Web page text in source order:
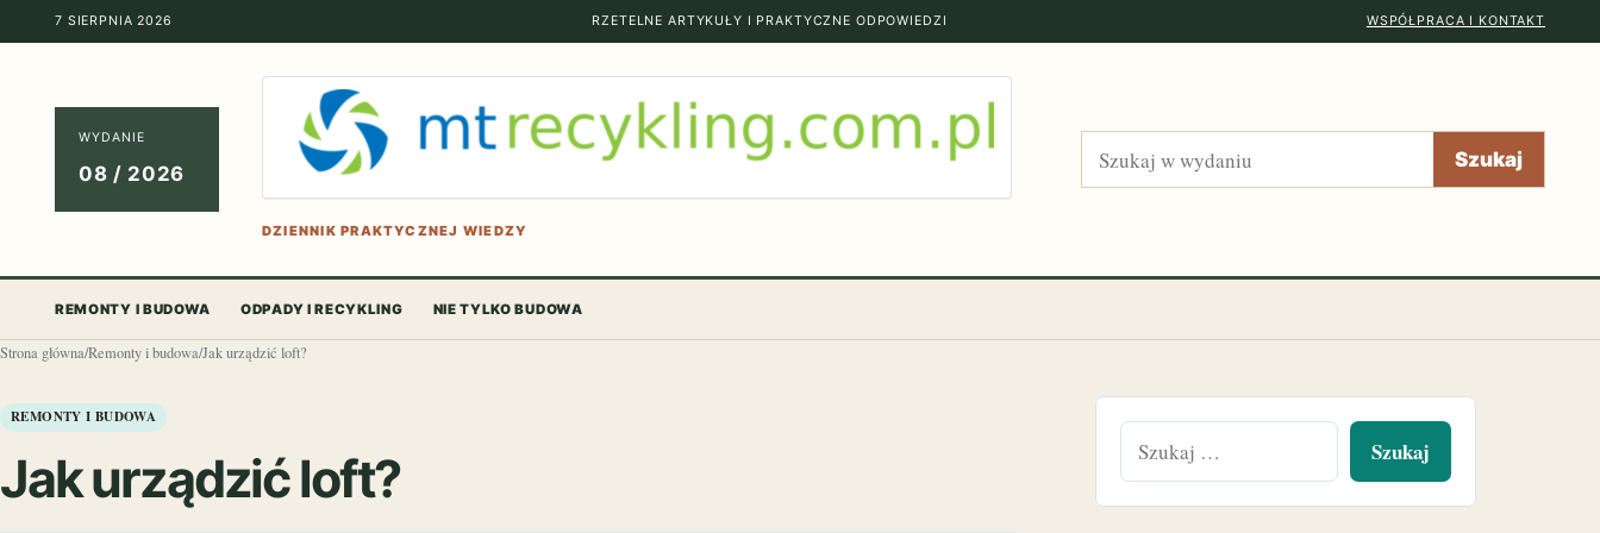
7 SIERPNIA 2026 RZETELNE ARTYKUŁY I PRAKTYCZNE ODPOWIEDZI WSPÓŁPRACA I KONTAKT
WYDANIE
08 / 2026
DZIENNIK PRAKTYCZNEJ WIEDZY
Szukaj Szukaj
REMONTY I BUDOWA ODPADY I RECYKLING NIE TYLKO BUDOWA
Strona główna/Remonty i budowa/Jak urządzić loft?
REMONTY I BUDOWA
Jak urządzić loft?